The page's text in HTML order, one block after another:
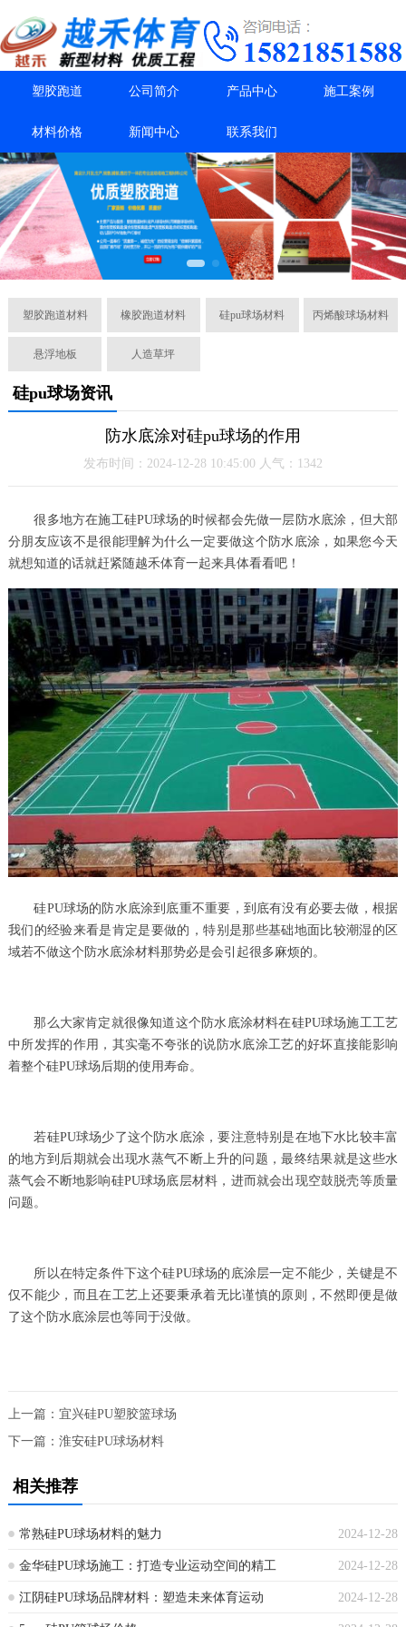
塑胶跑道 公司简介 产品中心 施工案例
材料价格 新闻中心 联系我们
塑胶跑道材料 橡胶跑道材料 硅pu球场材料 丙烯酸球场材料
悬浮地板 人造草坪
硅pu球场资讯
防水底涂对硅pu球场的作用
发布时间：2024-12-28 10:45:00 人气：1342
很多地方在施工硅PU球场的时候都会先做一层防水底涂，但大部
分朋友应该不是很能理解为什么一定要做这个防水底涂，如果您今天
就想知道的话就赶紧随越禾体育一起来具体看看吧！
硅PU球场的防水底涂到底重不重要，到底有没有必要去做，根据
我们的经验来看是肯定是要做的，特别是那些基础地面比较潮湿的区
域若不做这个防水底涂材料那势必是会引起很多麻烦的。
那么大家肯定就很像知道这个防水底涂材料在硅PU球场施工工艺
中所发挥的作用，其实毫不夸张的说防水底涂工艺的好坏直接能影响
着整个硅PU球场后期的使用寿命。
若硅PU球场少了这个防水底涂，要注意特别是在地下水比较丰富
的地方到后期就会出现水蒸气不断上升的问题，最终结果就是这些水
蒸气会不断地影响硅PU球场底层材料，进而就会出现空鼓脱壳等质量
问题。
所以在特定条件下这个硅PU球场的底涂层一定不能少，关键是不
仅不能少，而且在工艺上还要秉承着无比谨慎的原则，不然即便是做
了这个防水底涂层也等同于没做。
上一篇： 宜兴硅PU塑胶篮球场
下一篇： 淮安硅PU球场材料
相关推荐
2024-12-28
常熟硅PU球场材料的魅力
2024-12-28
金华硅PU球场施工：打造专业运动空间的精工
2024-12-28
江阴硅PU球场品牌材料：塑造未来体育运动